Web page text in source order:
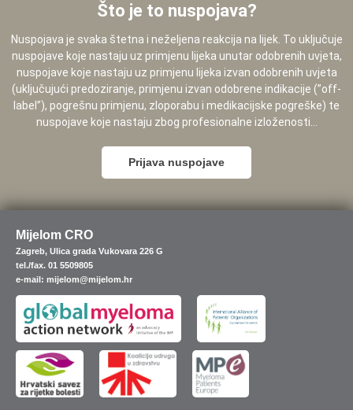
Što je to nuspojava?
Nuspojava je svaka štetna i neželjena reakcija na lijek. To uključuje
nuspojave koje nastaju uz primjenu lijeka unutar odobrenih uvjeta,
nuspojave koje nastaju uz primjenu lijeka izvan odobrenih uvjeta
(uključujući predoziranje, primjenu izvan odobrene indikacije (”off-
label”), pogrešnu primjenu, zloporabu i medikacijske pogreške) te
nuspojave koje nastaju zbog profesionalne izloženosti...
Prijava nuspojave
Mijelom CRO
Zagreb, Ulica grada Vukovara 226 G
tel./fax. 01 5509805
e-mail: mijelom@mijelom.hr